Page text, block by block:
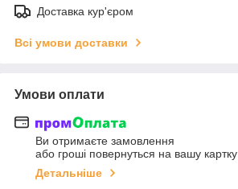
Доставка кур'єром
Всі умови доставки
Умови оплати
Ви отримаєте замовлення
або гроші повернуться на вашу картку
Детальніше